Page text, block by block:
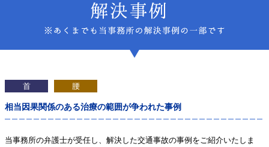
首 腰
相当因果関係のある治療の範囲が争われた事例
当事務所の弁護士が受任し、解決した交通事故の事例をご紹介いたしま